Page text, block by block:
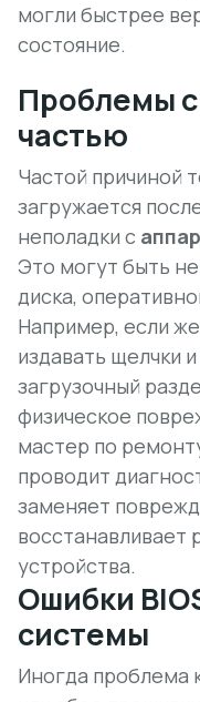
могли быстрее
состояние.
Проблемы
частью
Частой причиной
загружается
неполадки с
Это могут быть
диска,
Например, если
издавать щелчки
загрузочный
физическое
мастер по
проводит
заменяет
восстанавливает
устройства.
Ошибки
системы
Иногда проблема